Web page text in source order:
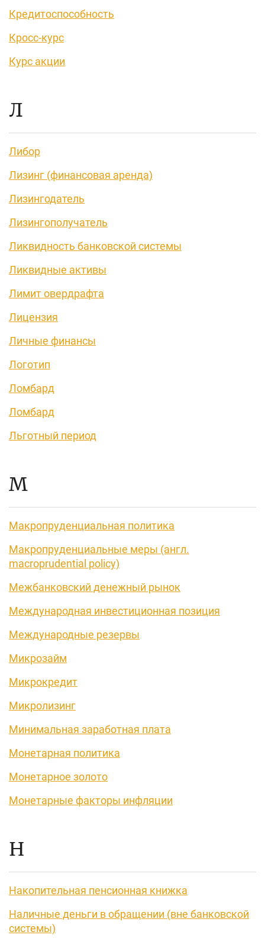
Кредитоспособность
Кросс-курс
Курс акции
Л
Либор
Лизинг (финансовая аренда)
Лизингодатель
Лизингополучатель
Ликвидность банковской системы
Ликвидные активы
Лимит овердрафта
Лицензия
Личные финансы
Логотип
Ломбард
Ломбард
Льготный период
М
Макропруденциальная политика
Макропруденциальные меры (англ.
macroprudential policy)
Межбанковский денежный рынок
Международная инвестиционная позиция
Международные резервы
Микрозайм
Микрокредит
Микролизинг
Минимальная заработная плата
Монетарная политика
Монетарное золото
Монетарные факторы инфляции
Н
Накопительная пенсионная книжка
Наличные деньги в обращении (вне банковской
системы)